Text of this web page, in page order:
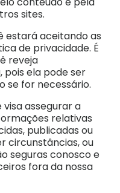
sites.
estará aceitando as
de privacidade. É
reveja
ela pode ser
se for necessário.
assegurar a
relativas
publicadas ou
circunstâncias, ou
seguras conosco e
fora da nossa